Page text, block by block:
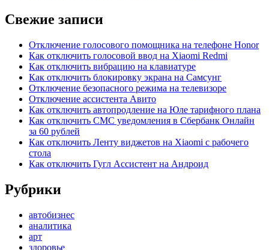
Свежие записи
Отключение голосового помощника на телефоне Honor
Как отключить голосовой ввод на Xiaomi Redmi
Как отключить вибрацию на клавиатуре
Как отключить блокировку экрана на Самсунг
Отключение безопасного режима на телевизоре
Отключение ассистента Авито
Как отключить автопродление на Юле тарифного плана
Как отключить СМС уведомления в Сбербанк Онлайн
за 60 рублей
Как отключить Ленту виджетов на Xiaomi с рабочего
стола
Как отключить Гугл Ассистент на Андроид
Рубрики
автобизнес
аналитика
арт
здоровье